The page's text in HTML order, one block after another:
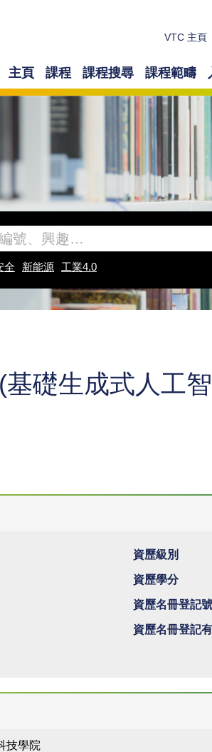
VTC 主頁
主頁 課程 課程搜尋 課程範疇
全 新能源 工業4.0
礎生成式人工
資歷級別
資歷學分
資歷名冊登記
資歷名冊登記
技學院